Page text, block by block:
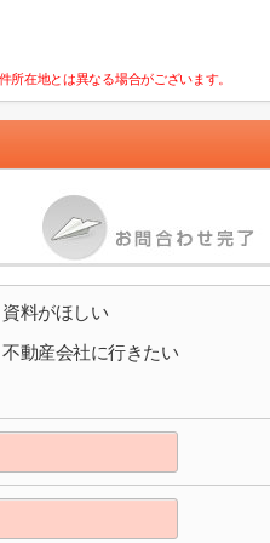
在地とは異なる場合がございます。
資料がほしい
不動産会社に行きたい